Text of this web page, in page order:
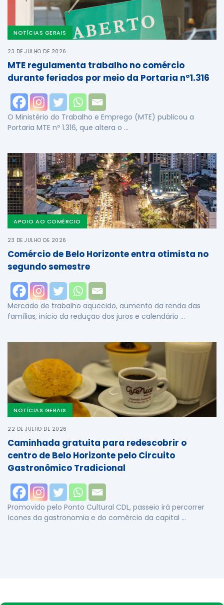
NOTÍCIAS GERAIS
23 DE JULHO DE 2026
MTE regulamenta trabalho no comércio
durante feriados por meio da Portaria nº1.316
O Ministério do Trabalho e Emprego (MTE) publicou a
Portaria MTE nº 1.316, que altera o …
APOIO AO COMÉRCIO
23 DE JULHO DE 2026
Comércio de Belo Horizonte entra otimista no
segundo semestre
Mercado de trabalho aquecido, aumento da renda das
famílias, início da redução dos juros e calendário …
NOTÍCIAS GERAIS
22 DE JULHO DE 2026
Caminhada gratuita para redescobrir o
centro de Belo Horizonte pelo Circuito
Gastronômico Tradicional
Promovido pelo Ponto Cultural CDL, passeio irá percorrer
ícones da gastronomia e do comércio da capital …